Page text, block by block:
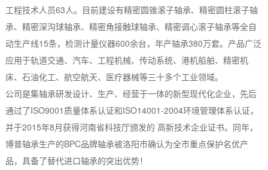
工程技术人员63人。目前建设有精密圆锥滚子轴承、精密圆柱滚子轴
承、精密深沟球轴承、精密角接触球轴承、精密调心滚子轴承等全自
动生产线15条，检测计量仪器600余台，年产轴承380万套。产品广泛
应用于轨道交通、汽车、工程机械、传动系统、港机船舶、精密机
床、石油化工、航空航天、医疗器械等三十多个工业领域。
公司是集轴承研发设计、生产、经营于一体的新型现代化企业，先后
通过了ISO9001质量体系认证和ISO14001-2004环境管理体系认证，
并于2015年8月获得河南省科技厅颁发的 高新技术企业证书。同年，
博普轴承生产的BPC品牌轴承被洛阳市确认为全市重点保护名优产
品，具备了替代进口轴承的突出优势！